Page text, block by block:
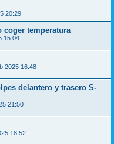
20:29
coger temperatura
15:04
2025 16:48
delantero y trasero S-
21:50
18:52